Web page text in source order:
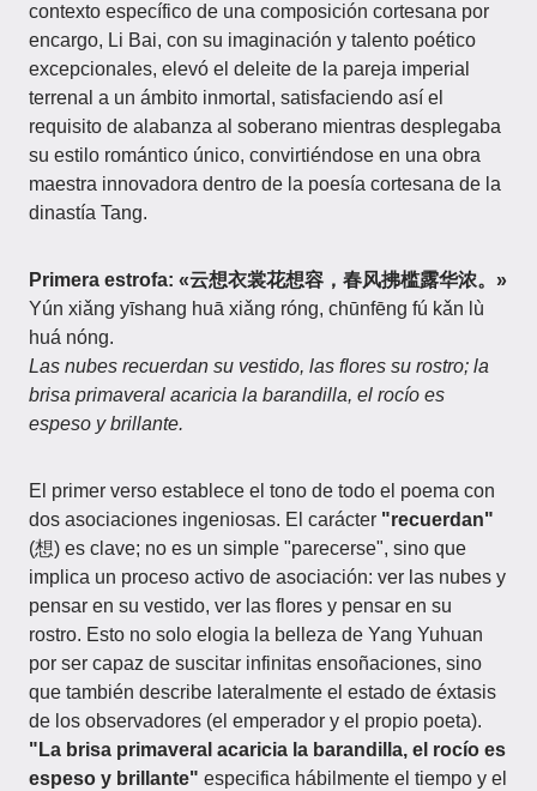
contexto específico de una composición cortesana por
encargo, Li Bai, con su imaginación y talento poético
excepcionales, elevó el deleite de la pareja imperial
terrenal a un ámbito inmortal, satisfaciendo así el
requisito de alabanza al soberano mientras desplegaba
su estilo romántico único, convirtiéndose en una obra
maestra innovadora dentro de la poesía cortesana de la
dinastía Tang.
Primera estrofa: «云想衣裳花想容，春风拂槛露华浓。»
Yún xiǎng yīshang huā xiǎng róng, chūnfēng fú kǎn lù
huá nóng.
Las nubes recuerdan su vestido, las flores su rostro; la
brisa primaveral acaricia la barandilla, el rocío es
espeso y brillante.
El primer verso establece el tono de todo el poema con
dos asociaciones ingeniosas. El carácter "recuerdan"
(想) es clave; no es un simple "parecerse", sino que
implica un proceso activo de asociación: ver las nubes y
pensar en su vestido, ver las flores y pensar en su
rostro. Esto no solo elogia la belleza de Yang Yuhuan
por ser capaz de suscitar infinitas ensoñaciones, sino
que también describe lateralmente el estado de éxtasis
de los observadores (el emperador y el propio poeta).
"La brisa primaveral acaricia la barandilla, el rocío es
espeso y brillante" especifica hábilmente el tiempo y el